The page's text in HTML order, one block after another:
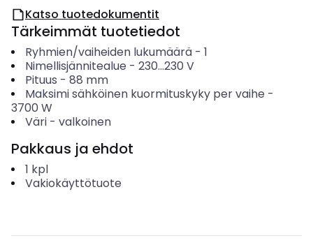
Katso tuotedokumentit
Tärkeimmät tuotetiedot
Ryhmien/vaiheiden lukumäärä- 1
Nimellisjännitealue - 230...230 V
Pituus - 88 mm
Maksimi sähköinen kuormituskyky per vaihe -
3700 W
Väri- valkoinen
Pakkaus ja ehdot
1 kpl
Vakiokäyttötuote